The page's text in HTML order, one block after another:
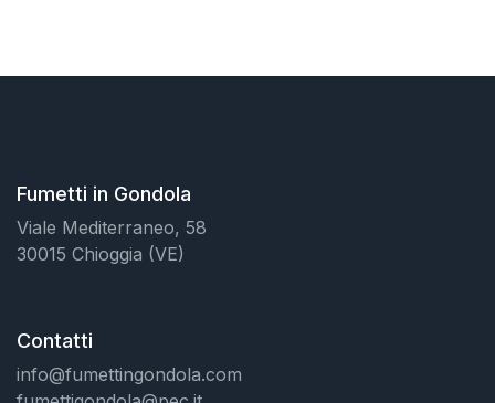
Fumetti in Gondola
Viale Mediterraneo, 58
30015 Chioggia (VE)
Contatti
info@fumettingondola.com